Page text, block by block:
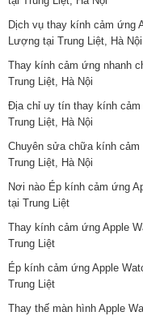
Dịch vụ thay kính cảm ứng
Lượng tại Trung Liệt, Hà Nội
Thay kính cảm ứng nhanh
Trung Liệt, Hà Nội
Địa chỉ uy tín thay kính cảm
Trung Liệt, Hà Nội
Chuyên sửa chữa kính cảm
Trung Liệt, Hà Nội
Nơi nào Ép kính cảm ứng
tại Trung Liệt
Thay kính cảm ứng Apple
Trung Liệt
Ép kính cảm ứng Apple
Trung Liệt
Thay thế màn hình Apple